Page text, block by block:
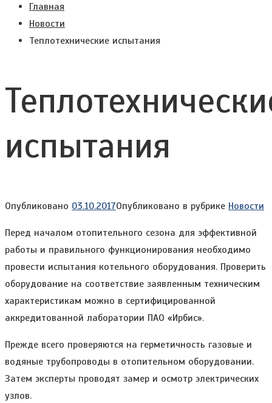
Главная
Новости
Теплотехнические испытания
испытания
Опубликовано 03.10.2017Опубликовано в рубрике Новости
Перед началом отопительного сезона для эффективной
работы и правильного функционирования необходимо
провести испытания котельного оборудования. Проверить
оборудование на соответствие заявленным техническим
характеристикам можно в сертифицированной
аккредитованной лаборатории ПАО «Ирбис».
Прежде всего проверяются на герметичность газовые и
водяные трубопроводы в отопительном оборудовании.
Затем эксперты проводят замер и осмотр электрических
узлов.